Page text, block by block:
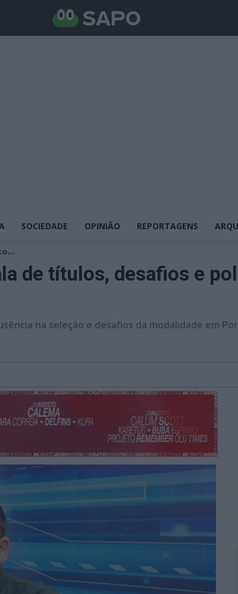
SOCIEDADE OPINIÃO REPORTAGENS
de títulos, desafios e
na seleção e desafios da modalidade em